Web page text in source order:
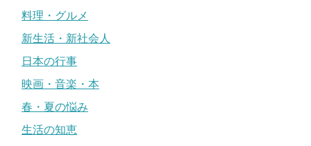
料理・グルメ
新生活・新社会人
日本の行事
映画・音楽・本
春・夏の悩み
生活の知恵